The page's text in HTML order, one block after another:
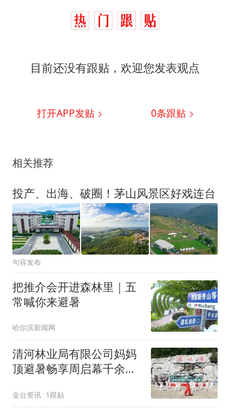
目前还没有跟贴，欢迎您发表观点
打开APP发贴 0条跟贴
相关推荐
投产、出海、破圈！茅山风景区好戏连台
句容发布
把推介会开进森林里｜五
常喊你来避暑
哈尔滨新闻网
清河林业局有限公司妈妈
顶避暑畅享周启幕千余人
金台资讯 1跟贴